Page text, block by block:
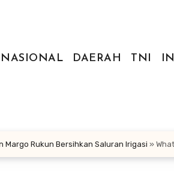
NASIONAL
DAERAH TNI
Rukun Bersihkan Saluran Irigasi »